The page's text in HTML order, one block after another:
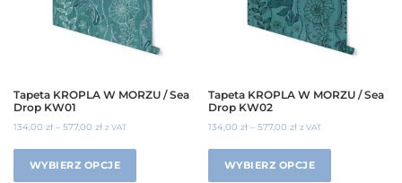
Tapeta KROPLA W MORZU / Sea
Drop KW01
134,00 zł – 577,00 zł z VAT
WYBIERZ OPCJE
Tapeta KROPLA W MORZU / Sea
Drop KW02
134,00zł –577,00zł z VAT
WYBIERZ OPCJE